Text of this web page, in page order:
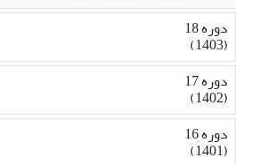
دوره 18
(1403)
دوره 17
(1402)
دوره 16
(1401)